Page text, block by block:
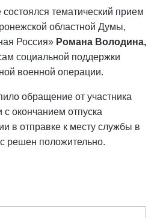
тематический прием
областной Думы,
Россия» Романа Володина,
социальной поддержки
военной операции.
обращение от участника
окончанием отпуска
в отправке к месту службы в
решен положительно.